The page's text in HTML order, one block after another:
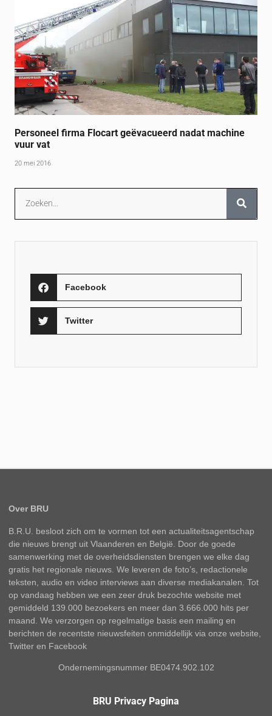
Personeel firma Flocart geëvacueerd nadat machine
vuur vat
20 mei 2016
Facebook
Twitter
Over BRU
B.R.U. besloot zich om te vormen tot een actualiteitsagentschap
die nieuws brengt uit Vlaanderen en België. Door de goede
samenwerking met de overheidsdiensten brengen we elke dag
gratis het regionale nieuws. We leveren de foto’s, redactionele
teksten, audio en video interviews aan diverse mediakanalen. Tot
op vandaag hebben we een zeer druk bezochte website met
gemiddeld 139.000 bezoekers en meer dan 3.666.000 hits per
maand. We verzorgen op regelmatige basis een mailing en
berichten de recentste nieuwsfeiten onmiddellijk via onze website,
Twitter en Facebook
Ondernemingsnummer BE0474.902.102
BRU Privacy Pagina